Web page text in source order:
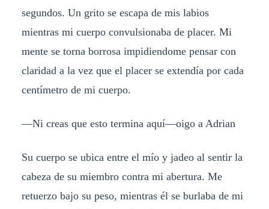
segundos. Un grito se escapa de mis labios
mientras mi cuerpo convulsionaba de placer. Mi
mente se torna borrosa impidiendome pensar con
claridad a la vez que el placer se extendía por cada
centímetro de mi cuerpo.
—Ni creas que esto termina aquí—oigo a Adrian
Su cuerpo se ubica entre el mío y jadeo al sentir la
cabeza de su miembro contra mi abertura. Me
retuerzo bajo su peso, mientras él se burlaba de mi